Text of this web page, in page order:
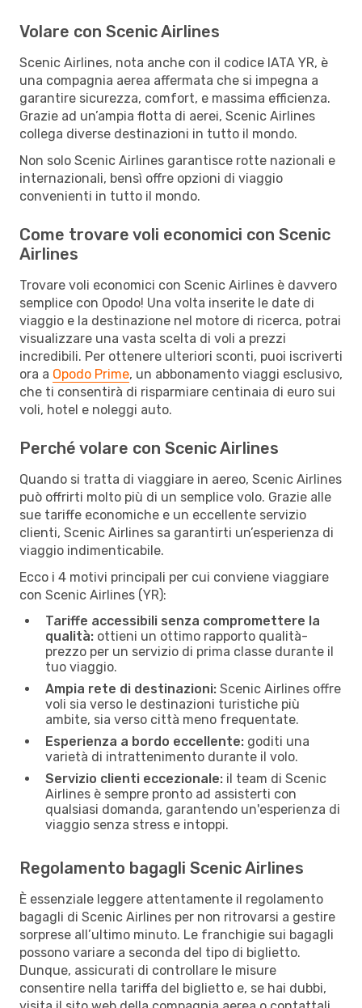
Volare con Scenic Airlines
Scenic Airlines, nota anche con il codice IATA YR, è
una compagnia aerea affermata che si impegna a
garantire sicurezza, comfort, e massima efficienza.
Grazie ad un’ampia flotta di aerei, Scenic Airlines
collega diverse destinazioni in tutto il mondo.
Non solo Scenic Airlines garantisce rotte nazionali e
internazionali, bensì offre opzioni di viaggio
convenienti in tutto il mondo.
Come trovare voli economici con Scenic
Airlines
Trovare voli economici con Scenic Airlines è davvero
semplice con Opodo! Una volta inserite le date di
viaggio e la destinazione nel motore di ricerca, potrai
visualizzare una vasta scelta di voli a prezzi
incredibili. Per ottenere ulteriori sconti, puoi iscriverti
ora a Opodo Prime, un abbonamento viaggi esclusivo,
che ti consentirà di risparmiare centinaia di euro sui
voli, hotel e noleggi auto.
Perché volare con Scenic Airlines
Quando si tratta di viaggiare in aereo, Scenic Airlines
può offrirti molto più di un semplice volo. Grazie alle
sue tariffe economiche e un eccellente servizio
clienti, Scenic Airlines sa garantirti un’esperienza di
viaggio indimenticabile.
Ecco i 4 motivi principali per cui conviene viaggiare
con Scenic Airlines (YR):
Tariffe accessibili senza compromettere la
qualità: ottieni un ottimo rapporto qualità-
prezzo per un servizio di prima classe durante il
tuo viaggio.
Ampia rete di destinazioni: Scenic Airlines offre
voli sia verso le destinazioni turistiche più
ambite, sia verso città meno frequentate.
Esperienza a bordo eccellente: goditi una
varietà di intrattenimento durante il volo.
Servizio clienti eccezionale: il team di Scenic
Airlines è sempre pronto ad assisterti con
qualsiasi domanda, garantendo un'esperienza di
viaggio senza stress e intoppi.
Regolamento bagagli Scenic Airlines
È essenziale leggere attentamente il regolamento
bagagli di Scenic Airlines per non ritrovarsi a gestire
sorprese all’ultimo minuto. Le franchigie sui bagagli
possono variare a seconda del tipo di biglietto.
Dunque, assicurati di controllare le misure
consentire nella tariffa del biglietto e, se hai dubbi,